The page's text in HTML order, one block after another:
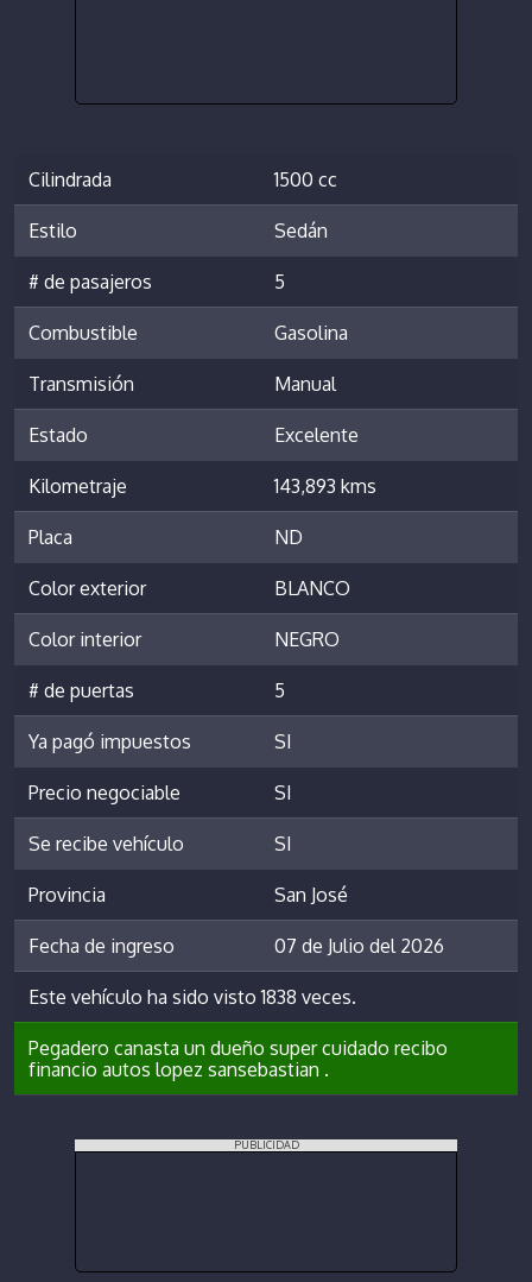
Cilindrada 1500 cc
Estilo Sedán
# de pasajeros 5
Combustible Gasolina
Transmisión Manual
Estado Excelente
Kilometraje 143,893 kms
Placa ND
Color exterior BLANCO
Color interior NEGRO
# de puertas 5
Ya pagó impuestos SI
Precio negociable SI
Se recibe vehículo SI
Provincia San José
Fecha de ingreso 07 de Julio del 2026
Este vehículo ha sido visto 1838 veces.
Pegadero canasta un dueño super cuidado recibo
financio autos lopez sansebastian .
PUBLICIDAD